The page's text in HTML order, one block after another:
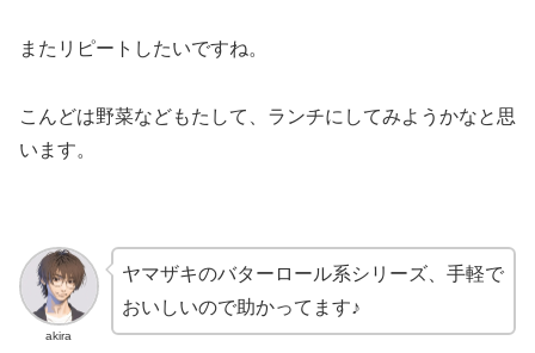
またリピートしたいですね。
こんどは野菜などもたして、ランチにしてみようかなと思
います。
akira
ヤマザキのバターロール系シリーズ、手軽で
おいしいので助かってます♪